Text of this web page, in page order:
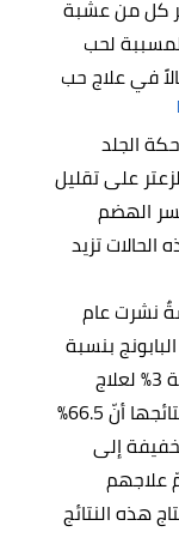
كل من عشبة
لحب
في علاج حب
الجلد
على تقليل
الهضم
تزيد
نشرت عام
بنسبة
10% وكريم يحتوي على زيت الزعتر بنسبة 3% لعلاج
العدوى الفطرية على الجلد، وقد بيّنت نتائجها أنّ 66.5%
إلى
علاجهم
هذه النتائج